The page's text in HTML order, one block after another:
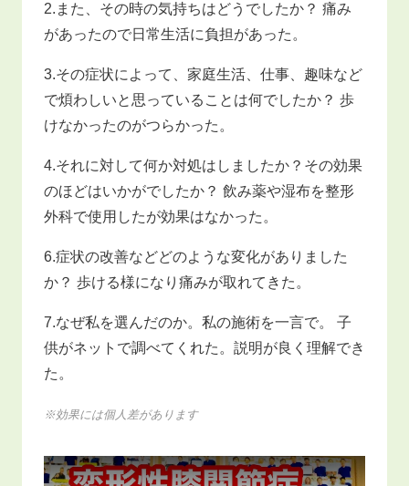
2.また、その時の気持ちはどうでしたか？ 痛み
があったので日常生活に負担があった。
3.その症状によって、家庭生活、仕事、趣味など
で煩わしいと思っていることは何でしたか？ 歩
けなかったのがつらかった。
4.それに対して何か対処はしましたか？その効果
のほどはいかがでしたか？ 飲み薬や湿布を整形
外科で使用したが効果はなかった。
6.症状の改善などどのような変化がありました
か？ 歩ける様になり痛みが取れてきた。
7.なぜ私を選んだのか。私の施術を一言で。 子
供がネットで調べてくれた。説明が良く理解でき
た。
※効果には個人差があります